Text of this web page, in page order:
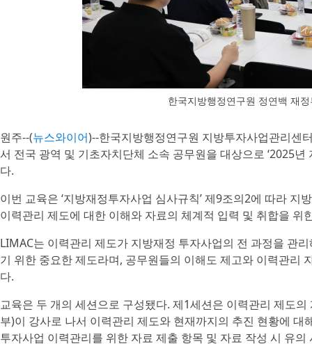
한국지방행정연구원 정연백 재
원주--(뉴스와이어)--한국지방행정연구원 지방투자사업관리센
서 전국 광역 및 기초자치단체 소속 공무원을 대상으로 ‘2025
다.
이번 교육은 ‘지방재정투자사업 심사규칙’ 제9조의2에 따라
이력관리 제도에 대한 이해와 자료의 체계적 입력 및 취합을 위
LIMAC는 이력관리 제도가 지방재정 투자사업의 전 과정을 관
기 위한 중요한 제도라며, 공무원들의 이해도 제고와 이력관리
다.
교육은 두 개의 세션으로 구성됐다. 제1세션은 이력관리 제도
부)이 강사로 나서 이력관리 제도와 현재까지의 추진 현황에
투자사업 이력관리를 위한 자료 제출 항목 및 자료 작성 시 유